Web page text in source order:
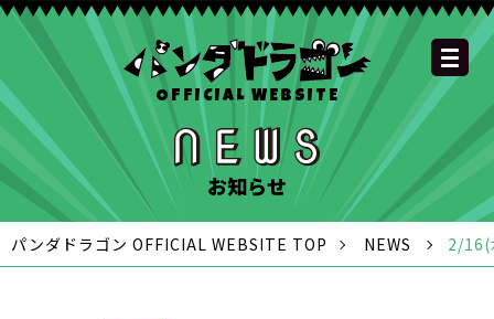
OFFICIAL WEBSITEOFFICIAL SITE TOP
NEWS MEMBER
SCHEDULE DISCOGRAPHY
GOODS
FAQ CONTACT
YOUTUBE
CHANNEL
INSTAGRAM
OFFICIAL
TWITTER
OFFICIAL LINE
ACCOUNT
OFFICIAL
TIKTOK
お知らせ
パンダドラゴン OFFICIAL WEBSITE TOP NEWS 2/16(